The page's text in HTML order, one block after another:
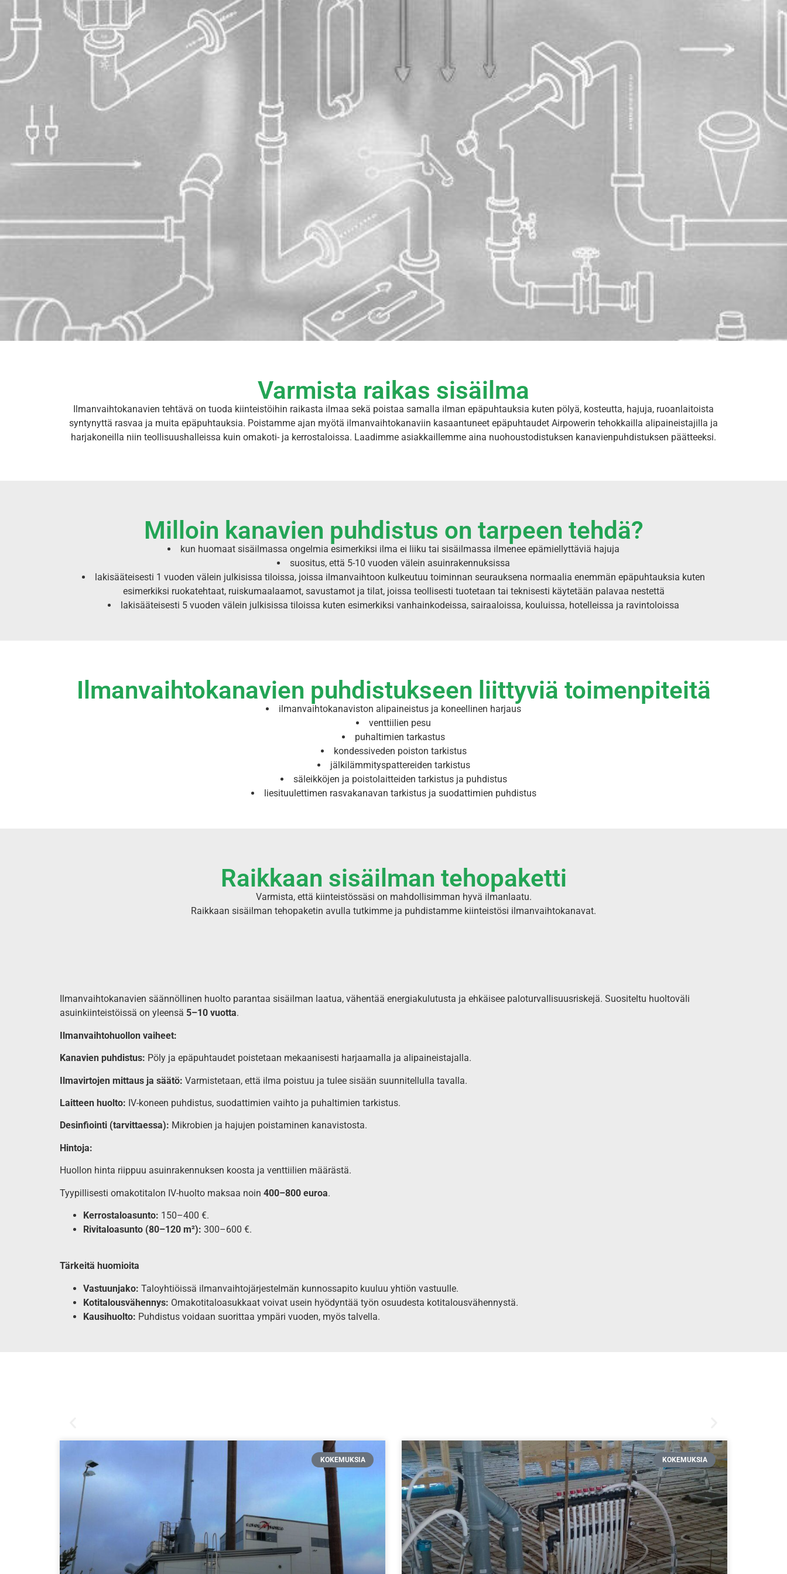
Varmista raikas sisäilma
Ilmanvaihtokanavien tehtävä on tuoda kiinteistöihin raikasta ilmaa sekä poistaa samalla ilman epäpuhtauksia kuten pölyä, kosteutta, hajuja, ruoanlaitoista
syntynyttä rasvaa ja muita epäpuhtauksia. Poistamme ajan myötä ilmanvaihtokanaviin kasaantuneet epäpuhtaudet Airpowerin tehokkailla alipaineistajilla ja
harjakoneilla niin teollisuushalleissa kuin omakoti- ja kerrostaloissa. Laadimme asiakkaillemme aina nuohoustodistuksen kanavienpuhdistuksen päätteeksi.
Milloin kanavien puhdistus on tarpeen tehdä?
kun huomaat sisäilmassa ongelmia esimerkiksi ilma ei liiku tai sisäilmassa ilmenee epämiellyttäviä hajuja
suositus, että 5-10 vuoden välein asuinrakennuksissa
lakisääteisesti 1 vuoden välein julkisissa tiloissa, joissa ilmanvaihtoon kulkeutuu toiminnan seurauksena normaalia enemmän epäpuhtauksia kuten
esimerkiksi ruokatehtaat, ruiskumaalaamot, savustamot ja tilat, joissa teollisesti tuotetaan tai teknisesti käytetään palavaa nestettä
lakisääteisesti 5 vuoden välein julkisissa tiloissa kuten esimerkiksi vanhainkodeissa, sairaaloissa, kouluissa, hotelleissa ja ravintoloissa
Ilmanvaihtokanavien puhdistukseen liittyviä toimenpiteitä
ilmanvaihtokanaviston alipaineistus ja koneellinen harjaus
venttiilien pesu
puhaltimien tarkastus
kondessiveden poiston tarkistus
jälkilämmityspattereiden tarkistus
säleikköjen ja poistolaitteiden tarkistus ja puhdistus
liesituulettimen rasvakanavan tarkistus ja suodattimien puhdistus
Raikkaan sisäilman tehopaketti
Varmista, että kiinteistössäsi on mahdollisimman hyvä ilmanlaatu.
Raikkaan sisäilman tehopaketin avulla tutkimme ja puhdistamme kiinteistösi ilmanvaihtokanavat.
Ilmanvaihtokanavien säännöllinen huolto parantaa sisäilman laatua, vähentää energiakulutusta ja ehkäisee paloturvallisuusriskejä. Suositeltu huoltoväli
asuinkiinteistöissä on yleensä 5–10 vuotta.
Ilmanvaihtohuollon vaiheet:
Kanavien puhdistus: Pöly ja epäpuhtaudet poistetaan mekaanisesti harjaamalla ja alipaineistajalla.
Ilmavirtojen mittaus ja säätö: Varmistetaan, että ilma poistuu ja tulee sisään suunnitellulla tavalla.
Laitteen huolto: IV-koneen puhdistus, suodattimien vaihto ja puhaltimien tarkistus.
Desinfiointi (tarvittaessa): Mikrobien ja hajujen poistaminen kanavistosta.
Hintoja:
Huollon hinta riippuu asuinrakennuksen koosta ja venttiilien määrästä.
Tyypillisesti omakotitalon IV-huolto maksaa noin 400–800 euroa.
Kerrostaloasunto: 150–400 €.
Rivitaloasunto (80–120 m²): 300–600 €.
Tärkeitä huomioita
Vastuunjako: Taloyhtiöissä ilmanvaihtojärjestelmän kunnossapito kuuluu yhtiön vastuulle.
Kotitalousvähennys: Omakotitaloasukkaat voivat usein hyödyntää työn osuudesta kotitalousvähennystä.
Kausihuolto: Puhdistus voidaan suorittaa ympäri vuoden, myös talvella.
KOKEMUKSIA KOKEMUKSIA